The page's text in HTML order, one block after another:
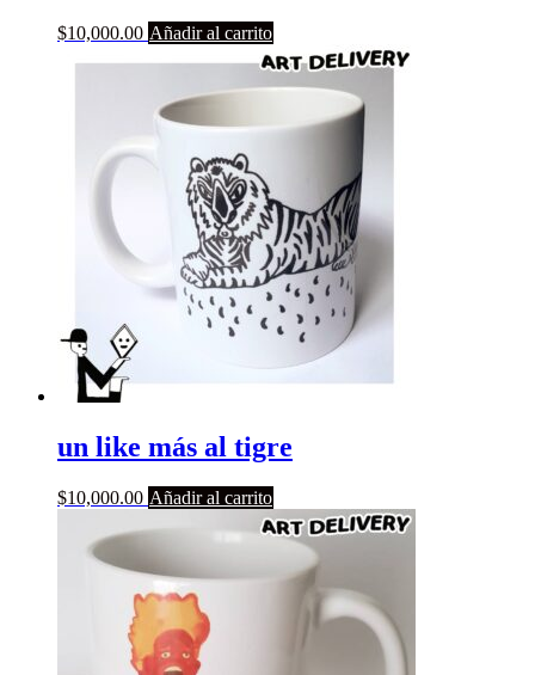
$10,000.00 Añadir al carrito
un like más al tigre
$10,000.00 Añadir al carrito